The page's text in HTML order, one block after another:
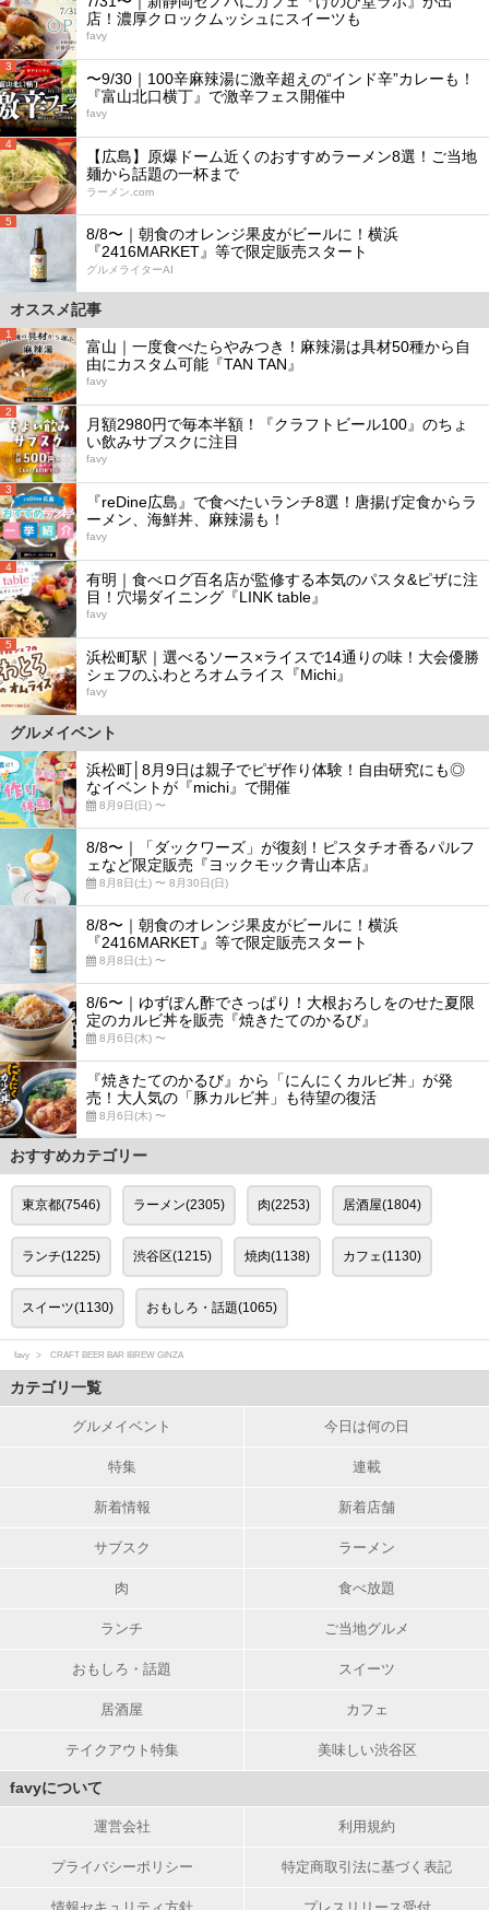
店！濃厚クロックムッシュにスイーツも
favy
3
〜9/30｜100辛麻辣湯に激辛超えの“インド辛”カレーも！
『富山北口横丁』で激辛フェス開催中
favy
4
【広島】原爆ドーム近くのおすすめラーメン8選！ご当地
麺から話題の一杯まで
ラーメン.com
5
8/8〜｜朝食のオレンジ果皮がビールに！横浜
『2416MARKET』等で限定販売スタート
グルメライターAI
オススメ記事
1
富山｜一度食べたらやみつき！麻辣湯は具材50種から自
由にカスタム可能『TAN TAN』
favy
2
月額2980円で毎本半額！『クラフトビール100』のちょ
い飲みサブスクに注目
favy
3
『reDine広島』で食べたいランチ8選！唐揚げ定食からラ
ーメン、海鮮丼、麻辣湯も！
favy
4
有明｜食べログ百名店が監修する本気のパスタ&ピザに注
目！穴場ダイニング『LINK table』
favy
5
浜松町駅｜選べるソース×ライスで14通りの味！大会優勝
シェフのふわとろオムライス『Michi』
favy
グルメイベント
浜松町│8月9日は親子でピザ作り体験！自由研究にも◎
なイベントが『michi』で開催
8月9日(日) 〜
8/8〜｜「ダックワーズ」が復刻！ピスタチオ香るパルフ
ェなど限定販売『ヨックモック青山本店』
8月8日(土) 〜 8月30日(日)
8/8〜｜朝食のオレンジ果皮がビールに！横浜
『2416MARKET』等で限定販売スタート
8月8日(土) 〜
8/6〜｜ゆずぽん酢でさっぱり！大根おろしをのせた夏限
定のカルビ丼を販売『焼きたてのかるび』
8月6日(木) 〜
『焼きたてのかるび』から「にんにくカルビ丼」が発
売！大人気の「豚カルビ丼」も待望の復活
8月6日(木) 〜
おすすめカテゴリー
東京都(7546) ラーメン(2305) 肉(2253) 居酒屋(1804)
ランチ(1225) 渋谷区(1215) 焼肉(1138) カフェ(1130)
スイーツ(1130) おもしろ・話題(1065)
favy CRAFT BEER BAR IBREW GINZA
カテゴリ一覧
グルメイベント 今日は何の日
特集 連載
新着情報 新着店舗
サブスク ラーメン
肉 食べ放題
ランチ ご当地グルメ
おもしろ・話題 スイーツ
居酒屋 カフェ
テイクアウト特集 美味しい渋谷区
favyについて
運営会社 利用規約
プライバシーポリシー 特定商取引法に基づく表記